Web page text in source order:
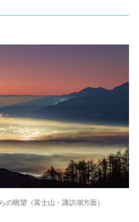
の眺望（富士山・諏訪湖方面）